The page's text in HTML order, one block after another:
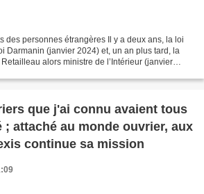
des personnes étrangères Il y a deux ans, la loi
Darmanin (janvier 2024) et, un an plus tard, la
alors ministre de l’Intérieur (janvier
que j'ai connu avaient tous
; attaché au monde ouvrier, aux
continue sa mission